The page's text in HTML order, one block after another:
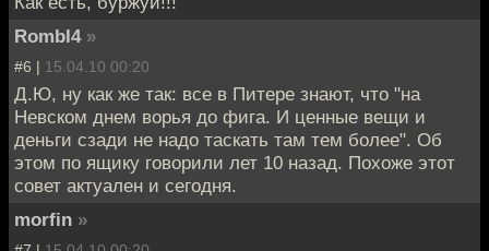
RombI4 »
#6 | 15.04.10 00:20
Д.Ю, ну как же так: все в Питере знают, что "на
Невском днем ворья до фига. И ценные вещи и
деньги сзади не надо таскать там тем более". Об
этом по ящику говорили лет 10 назад. Похоже этот
совет актуален и сегодня.
morfin »